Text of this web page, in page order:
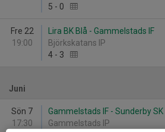
5 - 0
Fre 22
19:00
Lira BK Blå - Gammelstads IF
Björkskatans IP
4 - 3
Juni
Sön 7
17:30
Gammelstads IF - Sunderby SK
Gammelstads IP